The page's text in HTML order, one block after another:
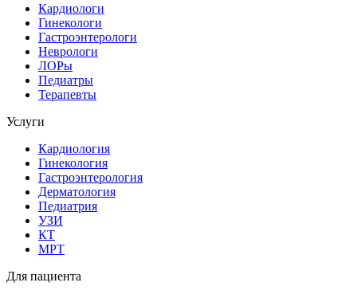
Кардиологи
Гинекологи
Гастроэнтерологи
Неврологи
ЛОРы
Педиатры
Терапевты
Услуги
Кардиология
Гинекология
Гастроэнтерология
Дерматология
Педиатрия
УЗИ
КТ
МРТ
Для пациента